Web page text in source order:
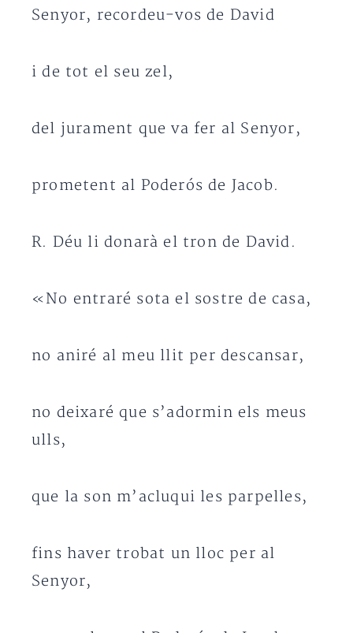
Senyor, recordeu-vos de David
i de tot el seu zel,
del jurament que va fer al Senyor,
prometent al Poderós de Jacob.
R. Déu li donarà el tron de David.
«No entraré sota el sostre de casa,
no aniré al meu llit per descansar,
no deixaré que s’adormin els meus
ulls,
que la son m’acluqui les parpelles,
fins haver trobat un lloc per al
Senyor,